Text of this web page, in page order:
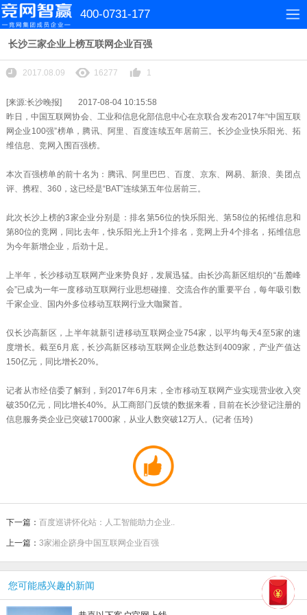
400-0731-177
长沙三家企业上榜互联网企业百强
2017.08.09 16277 1
[来源:长沙晚报] 2017-08-04 10:15:58
昨日，中国互联网协会、工业和信息化部信息中心在京联合发布2017年“中国互联
网企业100强”榜单，腾讯、阿里、百度连续五年居前三。长沙企业快乐阳光、拓
维信息、竞网入围百强榜。
本次百强榜单的前十名为：腾讯、阿里巴巴、百度、京东、网易、新浪、美团点
评、携程、360，这已经是“BAT”连续第五年位居前三。
此次长沙上榜的3家企业分别是：排名第56位的快乐阳光、第58位的拓维信息和
第80位的竞网，同比去年，快乐阳光上升1个排名，竞网上升4个排名，拓维信息
为今年新增企业，后劲十足。
上半年，长沙移动互联网产业来势良好，发展迅猛。由长沙高新区组织的“岳麓峰
会”已成为一年一度移动互联网行业思想碰撞、交流合作的重要平台，每年吸引数
千家企业、国内外多位移动互联网行业大咖聚首。
仅长沙高新区，上半年就新引进移动互联网企业754家，以平均每天4至5家的速
度增长。截至6月底，长沙高新区移动互联网企业总数达到4009家，产业产值达
150亿元，同比增长20%。
记者从市经信委了解到，到2017年6月末，全市移动互联网产业实现营业收入突
破350亿元，同比增长40%。从工商部门反馈的数据来看，目前在长沙登记注册的
信息服务类企业已突破17000家，从业人数突破12万人。(记者 伍玲)
下一篇： 百度巡讲怀化站：人工智能助力企业..
上一篇： 3家湘企跻身中国互联网企业百强
您可能感兴趣的新闻